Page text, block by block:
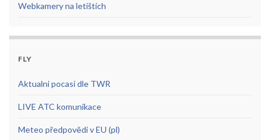
Webkamery na letištích
FLY
Aktualni pocasi dle TWR
LIVE ATC komunikace
Meteo předpovědi v EU (pl)